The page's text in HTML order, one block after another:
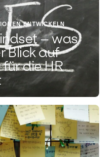
ENTWICKELN
– was
Blick auf
die HR